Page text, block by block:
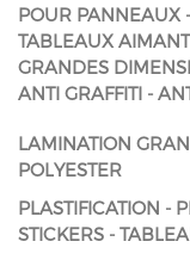
POUR PANNEAUX
TABLEAUX
GRANDES
ANTI GRAFFITI -
LAMINATION
POLYESTER
PLASTIFICATION -
STICKERS -